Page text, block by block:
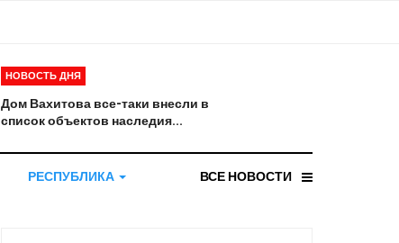
НОВОСТЬ ДНЯ
Дом Вахитова все-таки внесли в
список объектов наследия...
РЕСПУБЛИКА ВСЕ НОВОСТИ